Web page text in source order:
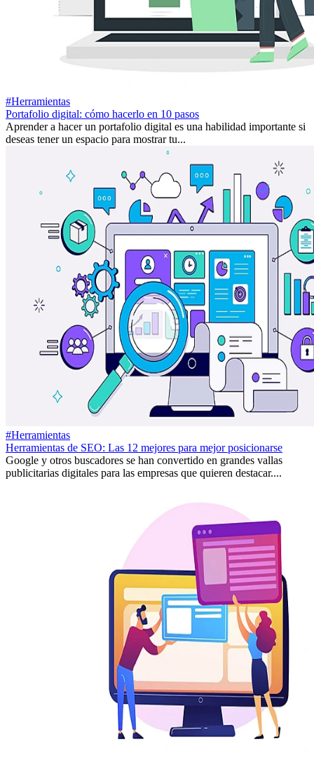
#Herramientas
Portafolio digital: cómo hacerlo en 10 pasos
Aprender a hacer un portafolio digital es una habilidad importante si
deseas tener un espacio para mostrar tu...
#Herramientas
Herramientas de SEO: Las 12 mejores para mejor posicionarse
Google y otros buscadores se han convertido en grandes vallas
publicitarias digitales para las empresas que quieren destacar....